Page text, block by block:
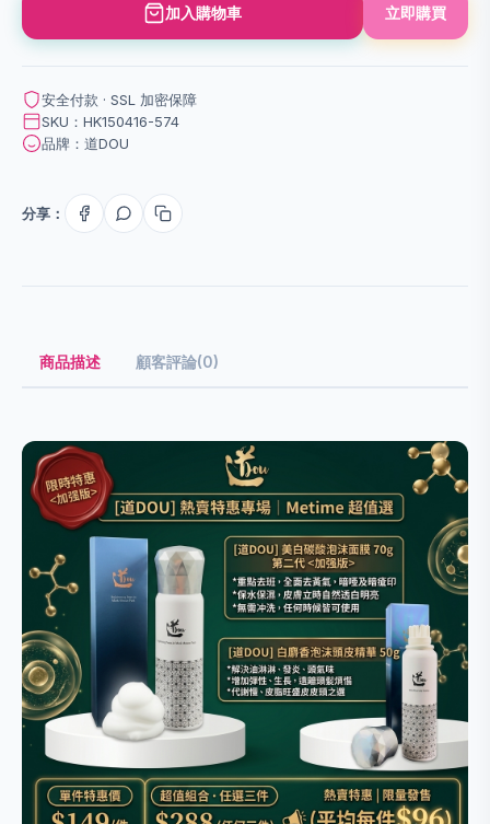
加入購物車 立即購買
安全付款 · SSL 加密保障
SKU：HK150416-574
品牌：道DOU
分享：
商品描述 顧客評論(0)